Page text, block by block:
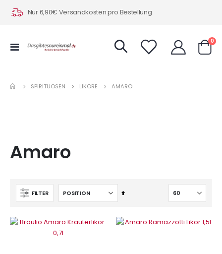
Nur 6,90€ Versandkosten pro Bestellung
Navigation
0
SPIRITUOSEN LIKÖRE AMARO
Amaro
FILTER
In
IN DEN WARENKORB
IN DEN WARENKORB